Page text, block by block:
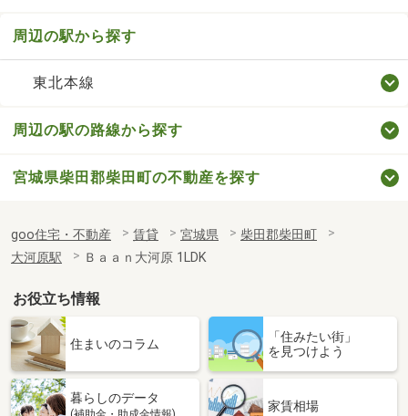
周辺の駅から探す
東北本線
周辺の駅の路線から探す
宮城県柴田郡柴田町の不動産を探す
goo住宅・不動産 賃貸 宮城県
柴田郡柴田町
大河原駅
Ｂａａｎ大河原 1LDK
お役立ち情報
住まいのコラム
「住みたい街」
を見つけよう
暮らしのデータ
家賃相場